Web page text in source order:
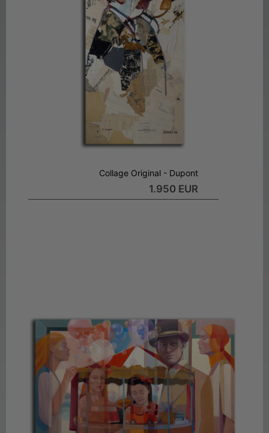
Collage Original - Dupont
1.950 EUR